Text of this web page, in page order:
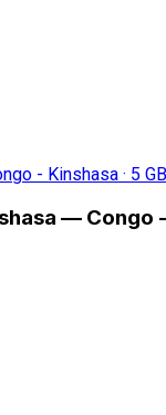
- Kinshasa · 5
— Congo